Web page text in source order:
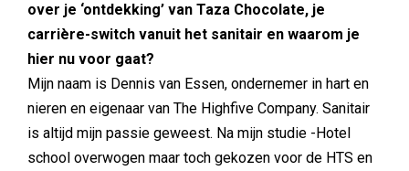
over je ‘ontdekking’ van Taza Chocolate, je
carrière-switch vanuit het sanitair en waarom je
hier nu voor gaat?
Mijn naam is Dennis van Essen, ondernemer in hart en
nieren en eigenaar van The Highfive Company. Sanitair
is altijd mijn passie geweest. Na mijn studie -Hotel
school overwogen maar toch gekozen voor de HTS en